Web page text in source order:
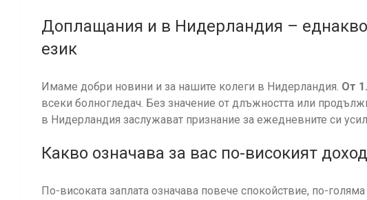
Доплащания и в Нидерландия –
език
Имаме добри новини и за нашите колеги в Нидерландия. От
всеки болногледач. Без значение от длъжността или
в Нидерландия заслужават признание за ежедневните си
Какво означава за вас по-високият
По-високата заплата означава повече спокойствие, по-